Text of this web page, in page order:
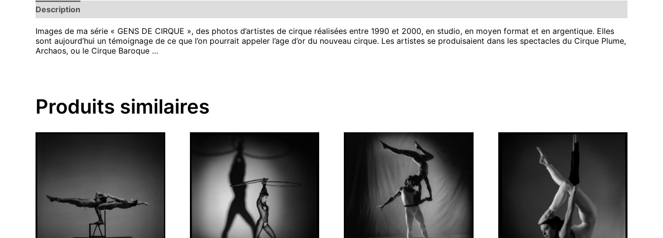
Description
Images de ma série « GENS DE CIRQUE », des photos d’artistes de cirque réalisées entre 1990 et 2000, en studio, en moyen format et en argentique. Elles
sont aujourd’hui un témoignage de ce que l’on pourrait appeler l’age d’or du nouveau cirque. Les artistes se produisaient dans les spectacles du Cirque Plume,
Archaos, ou le Cirque Baroque …
Produits similaires